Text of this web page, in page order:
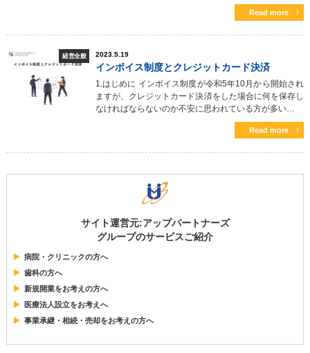
Read more
経営全般 2023.5.19
インボイス制度とクレジットカード決済
1.はじめに インボイス制度が令和5年10月から開始され
ますが、クレジットカード決済をした場合に何を保存し
なければならないのか不安に思われている方が多い…
Read more
サイト運営元:アップパートナーズ
グループのサービスご紹介
病院・クリニックの方へ
歯科の方へ
新規開業をお考えの方へ
医療法人設立をお考えへ
事業承継・相続・売却をお考えの方へ